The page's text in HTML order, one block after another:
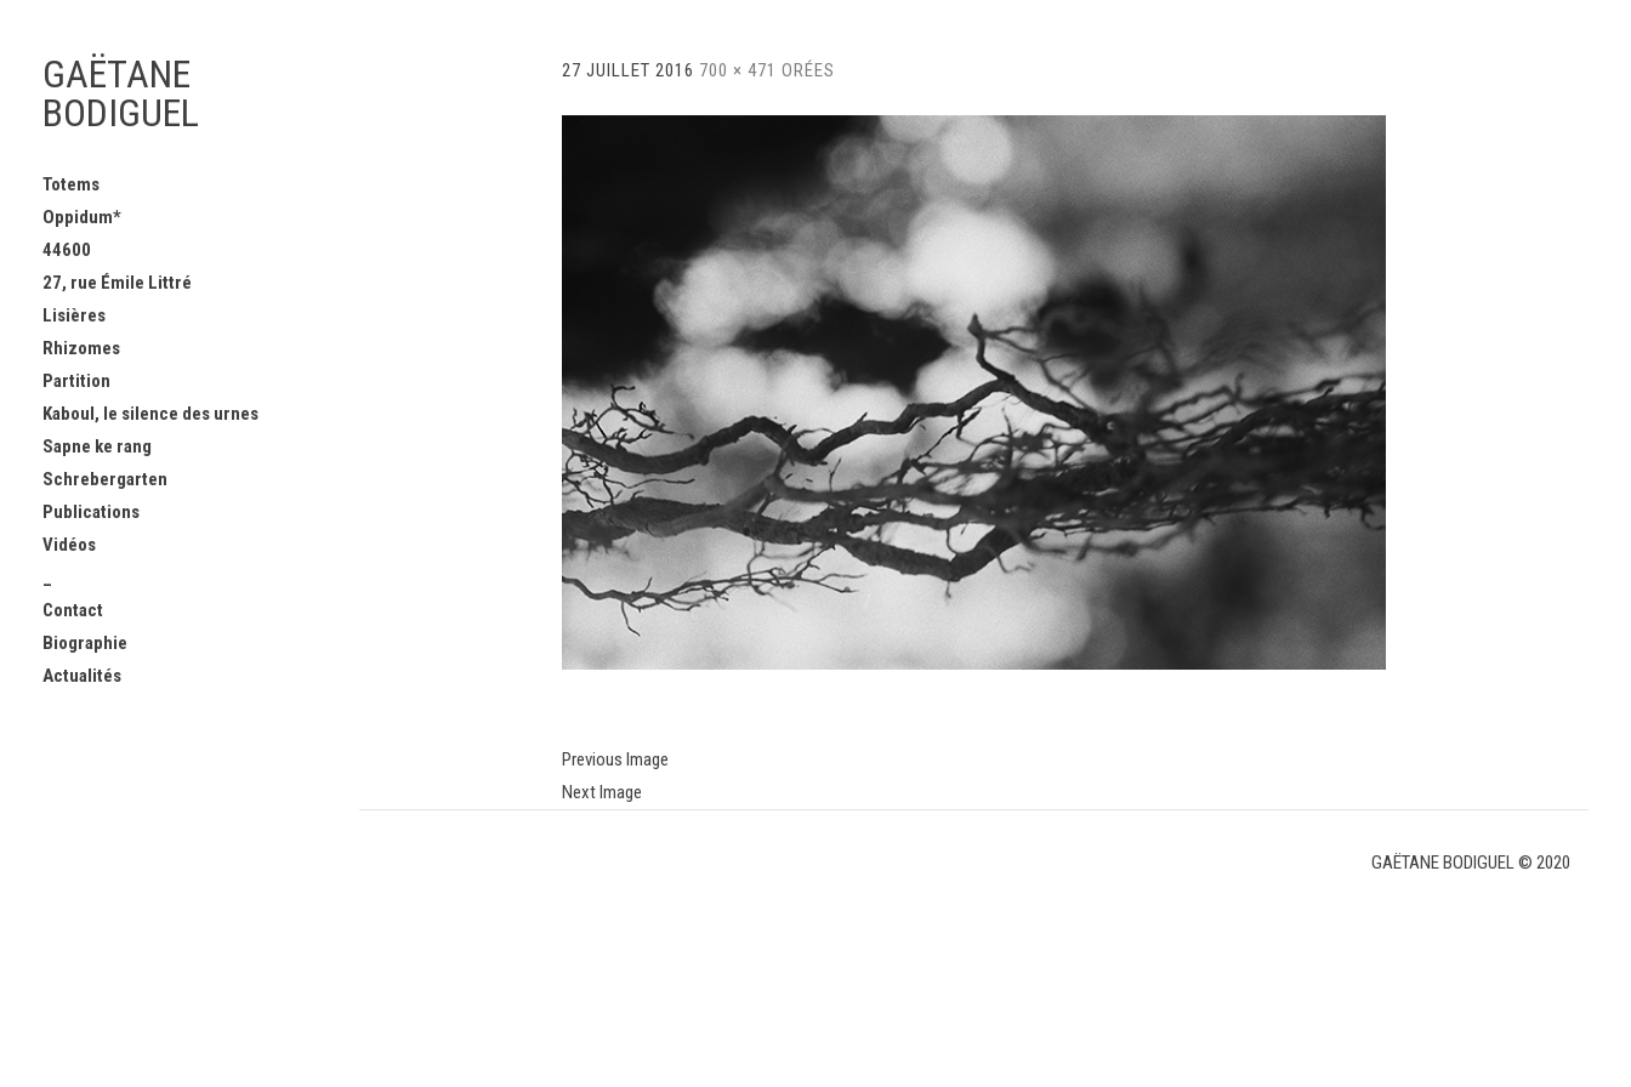
GAËTANE
BODIGUEL
Skip
to
content
Totems
Oppidum*
44600
27, rue Émile Littré
Lisières
Rhizomes
Partition
Kaboul, le silence des urnes
Sapne ke rang
Schrebergarten
Publications
Vidéos
Contact
Biographie
Actualités
27 JUILLET 2016 700 × 471 ORÉES
Previous Image
Next Image
GAËTANE BODIGUEL © 2020